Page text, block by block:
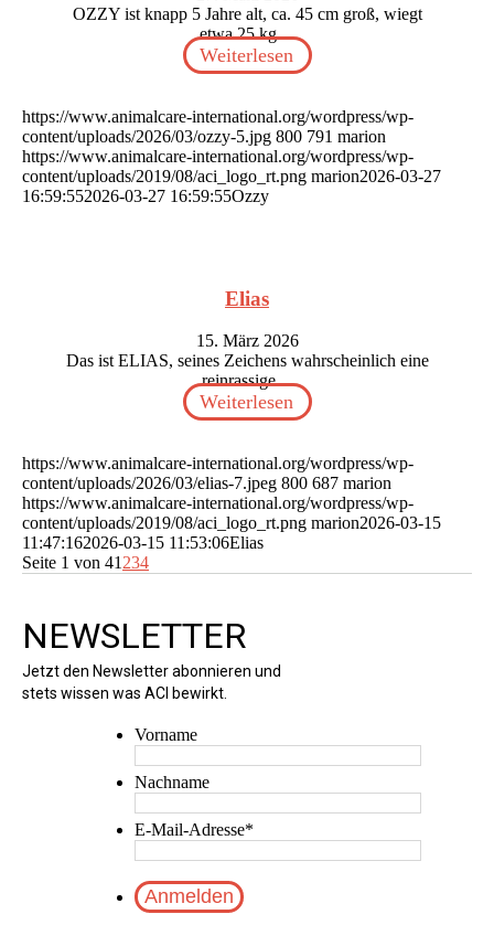
OZZY ist knapp 5 Jahre alt, ca. 45 cm groß, wiegt
etwa 25 kg…
Weiterlesen
https://www.animalcare-international.org/wordpress/wp-
content/uploads/2026/03/ozzy-5.jpg 800 791 marion
https://www.animalcare-international.org/wordpress/wp-
content/uploads/2019/08/aci_logo_rt.png marion2026-03-27
16:59:552026-03-27 16:59:55Ozzy
Elias
15. März 2026
Das ist ELIAS, seines Zeichens wahrscheinlich eine
reinrassige…
Weiterlesen
https://www.animalcare-international.org/wordpress/wp-
content/uploads/2026/03/elias-7.jpeg 800 687 marion
https://www.animalcare-international.org/wordpress/wp-
content/uploads/2019/08/aci_logo_rt.png marion2026-03-15
11:47:162026-03-15 11:53:06Elias
Seite 1 von 41234
NEWSLETTER
Jetzt den Newsletter abonnieren und
stets wissen was ACI bewirkt.
Vorname
Nachname
E-Mail-Adresse*